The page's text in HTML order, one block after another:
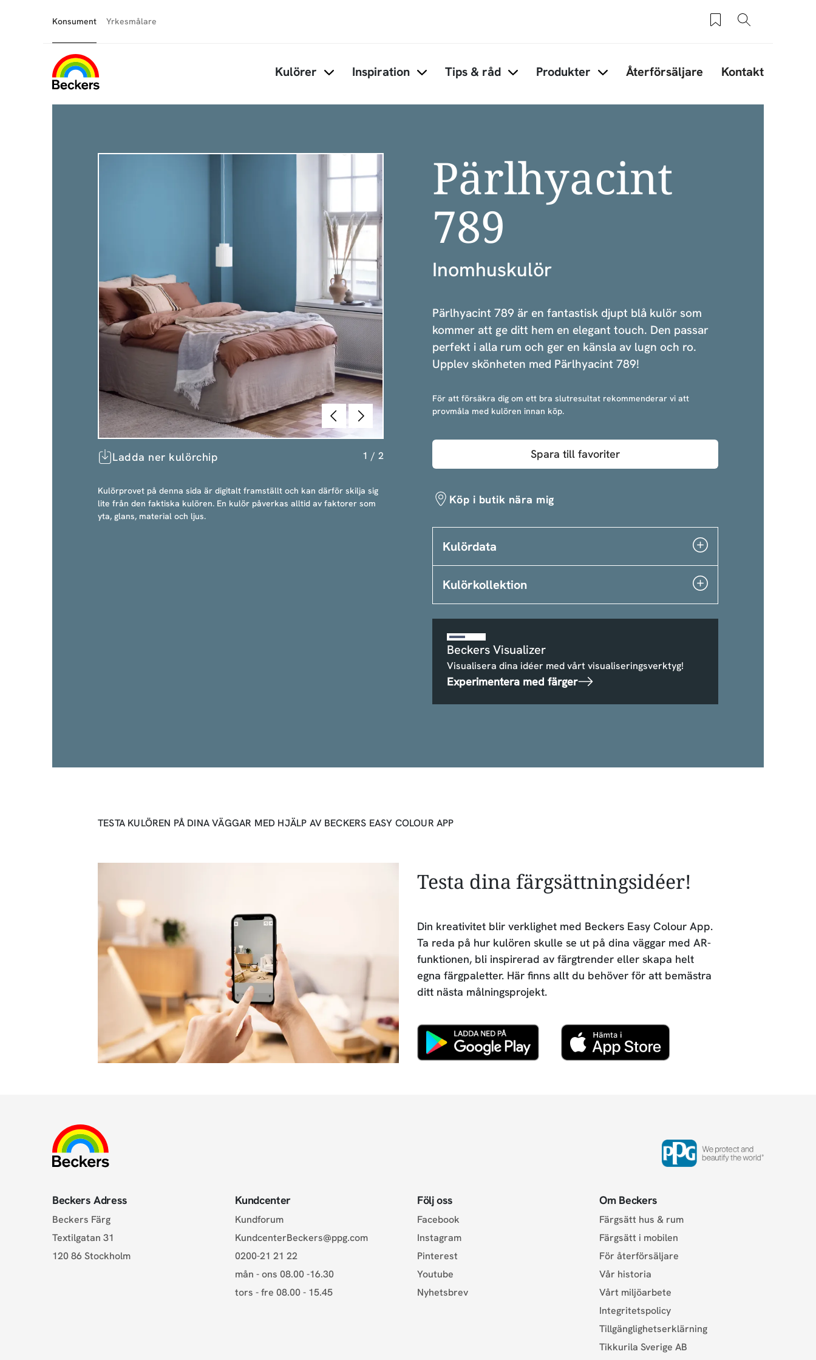
Konsument Yrkesmålare Sparade produkter
Sök
Kulörer Inspiration Tips & råd Produkter Återförsäljare Kontakt
Pärlhyacint
789
Inomhuskulör
Föregående
Nästa
Ladda ner kulörchip 1 / 2
Kulörprovet på denna sida är digitalt framställt och kan därför skilja sig
lite från den faktiska kulören. En kulör påverkas alltid av faktorer som
yta, glans, material och ljus.
Pärlhyacint 789 är en fantastisk djupt blå kulör som
kommer att ge ditt hem en elegant touch. Den passar
perfekt i alla rum och ger en känsla av lugn och ro.
Upplev skönheten med Pärlhyacint 789!
För att försäkra dig om ett bra slutresultat rekommenderar vi att
provmåla med kulören innan köp.
Spara till favoriter
Köp i butik nära mig
Kulördata
Kulörkollektion
Beckers Visualizer
Visualisera dina idéer med vårt visualiseringsverktyg!
Experimentera med färger
TESTA KULÖREN PÅ DINA VÄGGAR MED HJÄLP AV BECKERS EASY COLOUR APP
Testa dina färgsättningsidéer!
Din kreativitet blir verklighet med Beckers Easy Colour App.
Ta reda på hur kulören skulle se ut på dina väggar med AR-
funktionen, bli inspirerad av färgtrender eller skapa helt
egna färgpaletter. Här finns allt du behöver för att bemästra
ditt nästa målningsprojekt.
Beckers Adress
Beckers Färg
Textilgatan 31
120 86 Stockholm
Kundcenter
Kundforum
KundcenterBeckers@ppg.com
0200-21 21 22
mån - ons 08.00 -16.30
tors - fre 08.00 - 15.45
Följ oss
Facebook
Instagram
Pinterest
Youtube
Nyhetsbrev
Om Beckers
Färgsätt hus & rum
Färgsätt i mobilen
För återförsäljare
Vår historia
Vårt miljöarbete
Integritetspolicy
Tillgänglighetserklärning
Tikkurila Sverige AB